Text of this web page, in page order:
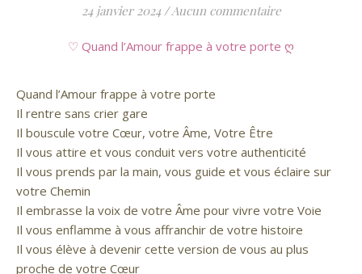
24 janvier 2024 /Aucun commentaire
♡ Quand l’Amour frappe à votre porte ღ
Quand l’Amour frappe à votre porte
Il rentre sans crier gare
Il bouscule votre Cœur, votre Âme, Votre Être
Il vous attire et vous conduit vers votre authenticité
Il vous prends par la main, vous guide et vous éclaire sur
votre Chemin
Il embrasse la voix de votre Âme pour vivre votre Voie
Il vous enflamme à vous affranchir de votre histoire
Il vous élève à devenir cette version de vous au plus
proche de votre Cœur